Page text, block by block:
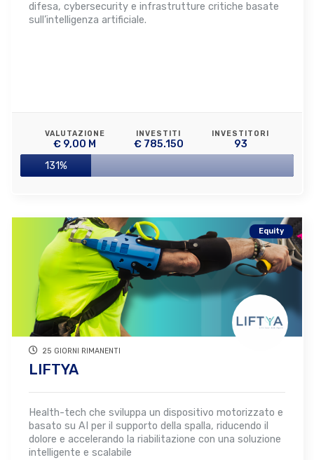
difesa, cybersecurity e infrastrutture critiche basate
sull’intelligenza artificiale.
VALUTAZIONE
€ 9,00 M
INVESTITI
€ 785.150
INVESTITORI
93
131%
Equity
25 GIORNI RIMANENTI
LIFTYA
Health-tech che sviluppa un dispositivo motorizzato e
basato su AI per il supporto della spalla, riducendo il
dolore e accelerando la riabilitazione con una soluzione
intelligente e scalabile